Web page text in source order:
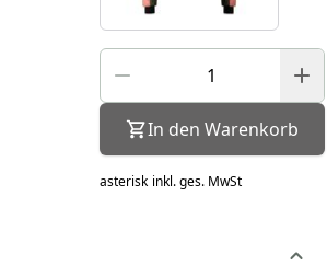
In den Warenkorb
asterisk inkl. ges. MwSt